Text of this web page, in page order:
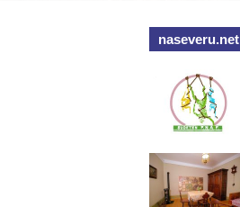
naseveru.net